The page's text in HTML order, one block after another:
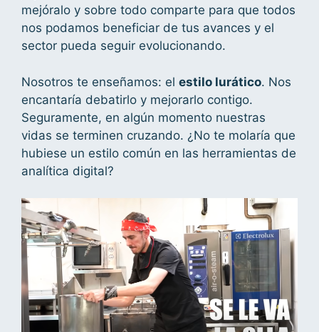
mejóralo y sobre todo comparte para que todos
nos podamos beneficiar de tus avances y el
sector pueda seguir evolucionando.
Nosotros te enseñamos: el estilo lurático. Nos
encantaría debatirlo y mejorarlo contigo.
Seguramente, en algún momento nuestras
vidas se terminen cruzando. ¿No te molaría que
hubiese un estilo común en las herramientas de
analítica digital?